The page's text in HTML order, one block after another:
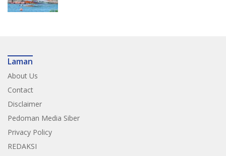
Laman
About Us
Contact
Disclaimer
Pedoman Media Siber
Privacy Policy
REDAKSI